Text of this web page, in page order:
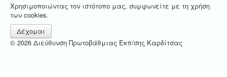
Χρησιμοποιώντας τον ιστότοπο μας, συμφωνείτε με τη χρήση
των cookies.
Δέχομαι
© 2026 Διεύθυνση Πρωτοβάθμιας Εκπ/σης Καρδίτσας